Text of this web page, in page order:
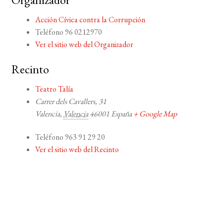
Acción Cívica contra la Corrupción
Teléfono 96 0212970
Ver el sitio web del Organizador
Recinto
Teatro Talía
Carrer dels Cavallers, 31
Valencia, Valencia 46001 España + Google Map
Teléfono 963 91 29 20
Ver el sitio web del Recinto